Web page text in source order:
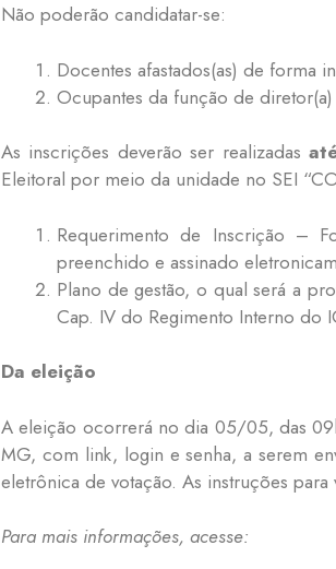
Não poderão candidatar-se:
Docentes afastados(as) de forma
Ocupantes da função de
As inscrições deverão ser realizadas
Eleitoral por meio da unidade no SEI
Requerimento de Inscrição –
preenchido e assinado
Plano de gestão, o qual será a
Cap. IV do Regimento Interno do
Da eleição
A eleição ocorrerá no dia 05/05, das
MG, com link, login e senha, a serem
eletrônica de votação. As instruções
Para mais informações, acesse: